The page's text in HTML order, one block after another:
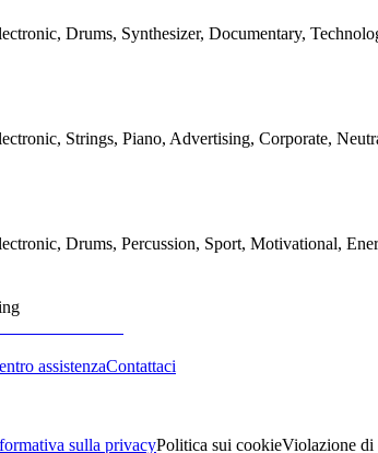
Drums, Synthesizer, Documentary,
Strings, Piano, Advertising, Corporate,
Drums, Percussion, Sport, Motivational,
assistenzaContattaci
sulla privacyPolitica sui cookieViolazione di